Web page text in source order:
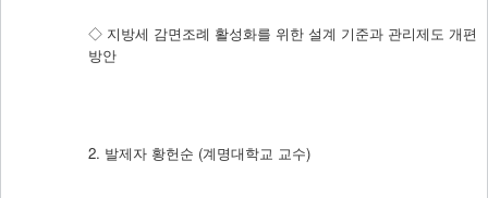
◇ 지방세 감면조례 활성화를 위한 설계 기준과 관리제도 개편
방안
2. 발제자 황헌순 (계명대학교 교수)